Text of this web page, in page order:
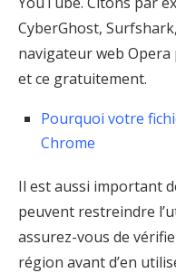
CyberGhost,
navigateur web
et ce gratuitement.
Pourquoi votre
Chrome
Il est aussi important
peuvent restreindre
assurez-vous de
région avant d’en